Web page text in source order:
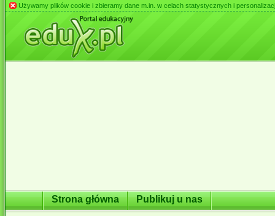
Używamy plików cookie i zbieramy dane m.in. w celach statystycznych i
Strona główna Publikuj u nas